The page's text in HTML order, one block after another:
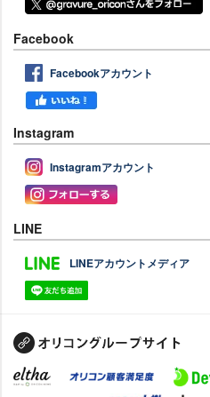
Facebook
Facebookアカウント
Instagram
Instagramアカウント
LINE
LINEアカウントメディア